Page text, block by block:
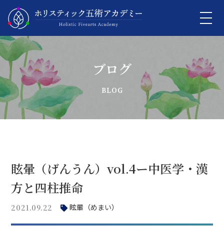
ブログ
眩暈（げんうん）vol.4ー中医学・漢
方と四柱推命
2021.09.22 眩暈（めまい）